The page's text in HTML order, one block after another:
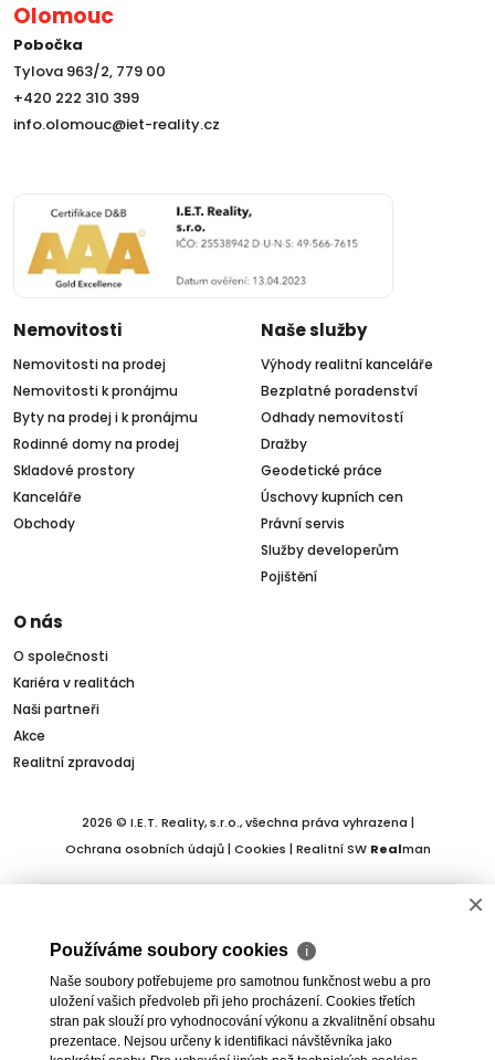
Olomouc
Pobočka
Tylova 963/2, 779 00
+420 222 310 399
info.olomouc@iet-reality.cz
Nemovitosti
Nemovitosti na prodej
Nemovitosti k pronájmu
Byty na prodej i k pronájmu
Rodinné domy na prodej
Skladové prostory
Kanceláře
Obchody
Naše služby
Výhody realitní kanceláře
Bezplatné poradenství
Odhady nemovitostí
Dražby
Geodetické práce
Úschovy kupních cen
Právní servis
Služby developerům
Pojištění
O nás
O společnosti
Kariéra v realitách
Naši partneři
Akce
Realitní zpravodaj
2026 © I.E.T. Reality, s.r.o., všechna práva vyhrazena |
Ochrana osobních údajů| Cookies | Realitní SW Realman
×
Používáme soubory cookies ℹ
Naše soubory potřebujeme pro samotnou funkčnost webu a pro
uložení vašich předvoleb při jeho procházení. Cookies třetích
stran pak slouží pro vyhodnocování výkonu a zkvalitnění obsahu
prezentace. Nejsou určeny k identifikaci návštěvníka jako